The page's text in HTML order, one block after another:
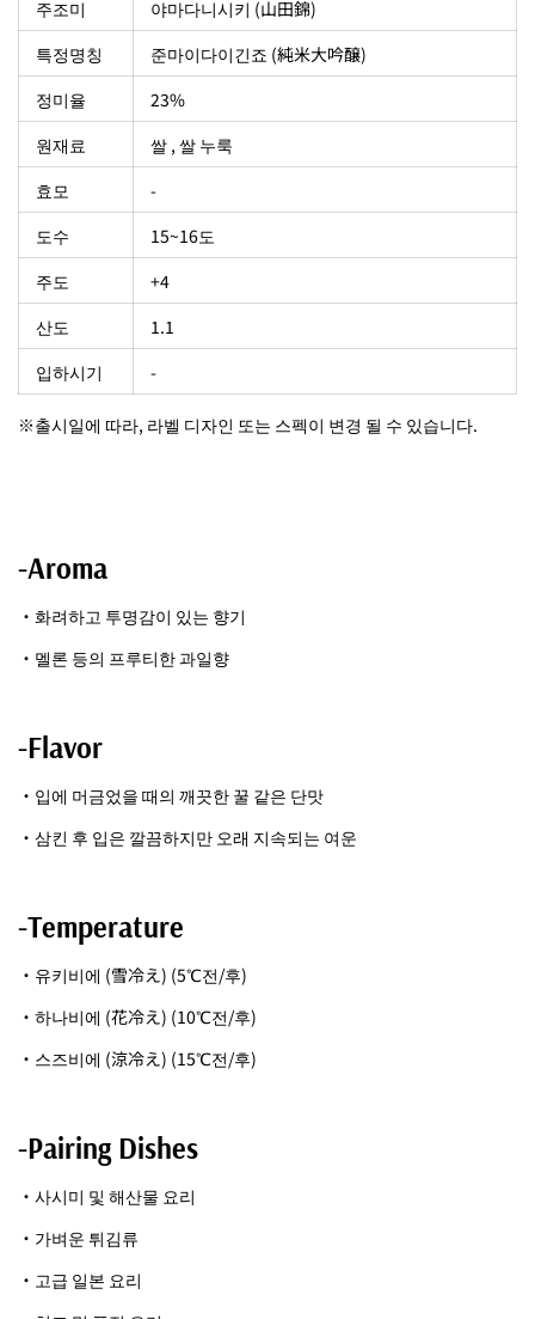
주조미
야마다니시키 (山田錦)
특정명칭
준마이다이긴죠 (純米大吟醸)
정미율
23%
원재료
쌀 , 쌀 누룩
효모
-
도수
15~16도
주도
+4
산도
1.1
입하시기
-
※출시일에 따라, 라벨 디자인 또는 스펙이 변경 될 수 있습니다.
-Aroma
・화려하고 투명감이 있는 향기
・멜론 등의 프루티한 과일향
-Flavor
・입에 머금었을 때의 깨끗한 꿀 같은 단맛
・삼킨 후 입은 깔끔하지만 오래 지속되는 여운
-Temperature
・유키비에 (雪冷え) (5℃전/후)
・하나비에 (花冷え) (10℃전/후)
・스즈비에 (涼冷え) (15℃전/후)
-Pairing Dishes
・ 사시미 및 해산물 요리
・ 가벼운 튀김류
・ 고급 일본 요리